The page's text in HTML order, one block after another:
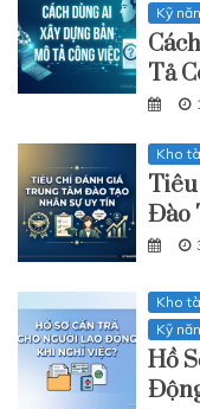
Kỹ
Tả
Kho
Đào
Kho
Kỹ
Hồ